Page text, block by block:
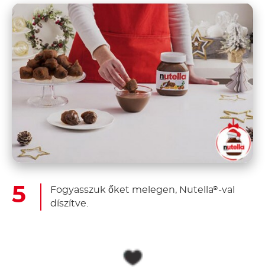
Fogyasszuk őket melegen, Nutella® -val
díszítve.